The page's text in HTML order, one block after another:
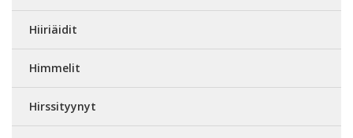
Hiiriäidit
Himmelit
Hirssityynyt